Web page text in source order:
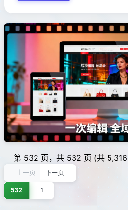
第 532 页，共 532 页 (共 5,316
上一页 下一页
532 1